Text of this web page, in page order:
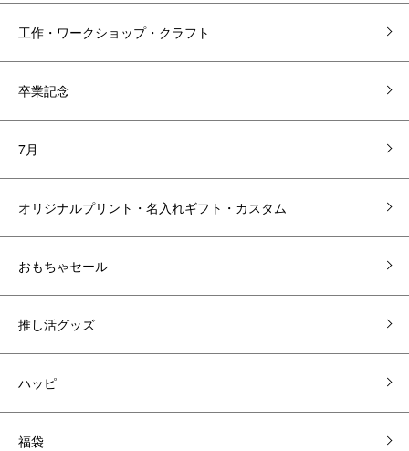
工作・ワークショップ・クラフト
卒業記念
7月
オリジナルプリント・名入れギフト・カスタム
おもちゃセール
推し活グッズ
ハッピ
福袋